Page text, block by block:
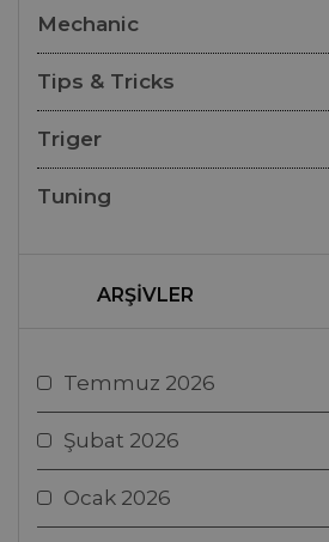
Mechanic
Tips & Tricks
Triger
Tuning
ARŞIVLER
Temmuz 2026
Şubat 2026
Ocak 2026